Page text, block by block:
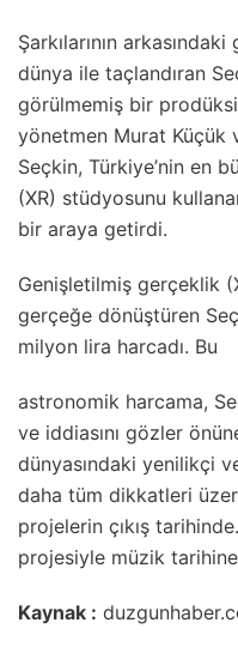
Şarkılarının
dünya ile taçlandıran
görülmemiş bir
yönetmen Murat Küçük
Seçkin, Türkiye’nin en
(XR) stüdyosunu
bir araya getirdi.
Genişletilmiş gerçeklik
gerçeğe dönüştüren
milyon lira harcadı. Bu
astronomik harcama,
ve iddiasını gözler
dünyasındaki yenilikçi
daha tüm dikkatleri
projelerin çıkış
projesiyle müzik
Kaynak :